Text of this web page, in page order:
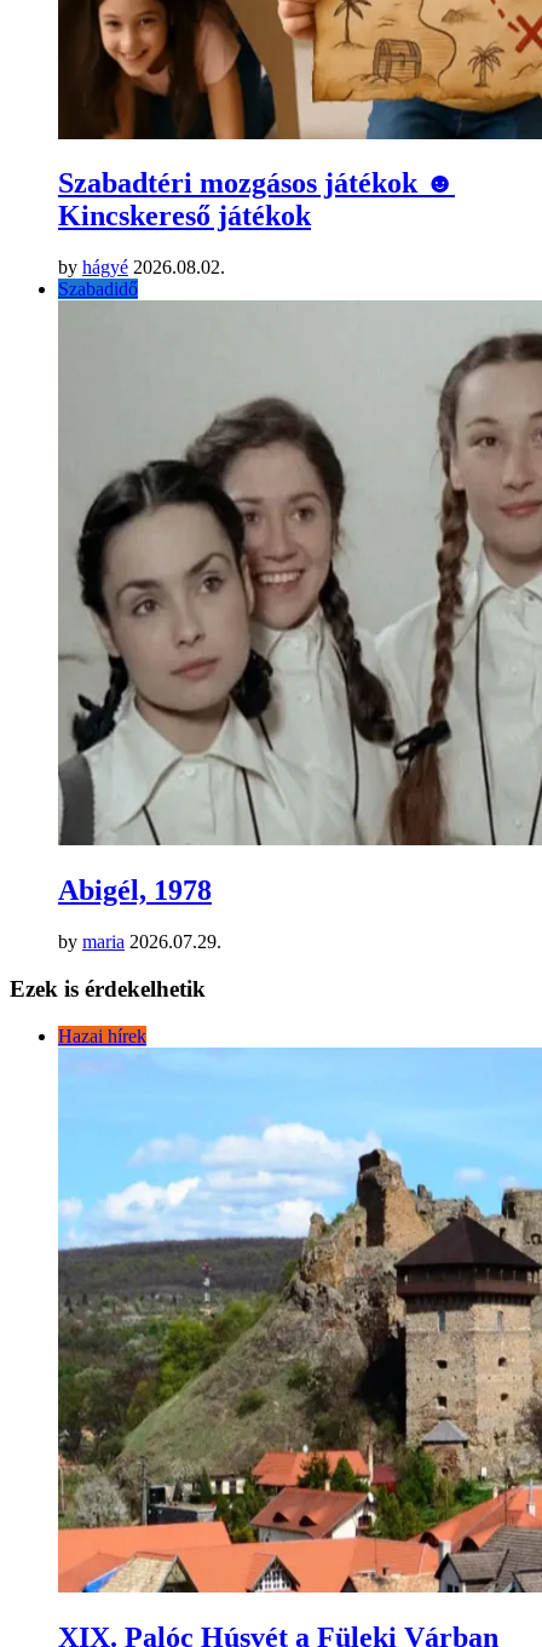
Szabadtéri mozgásos játékok ☻
Kincskereső játékok
by hágyé 2026.08.02.
Szabadidő
Abigél, 1978
by maria 2026.07.29.
Ezek is érdekelhetik
Hazai hírek
XIX. Palóc Húsvét a Füleki Várban